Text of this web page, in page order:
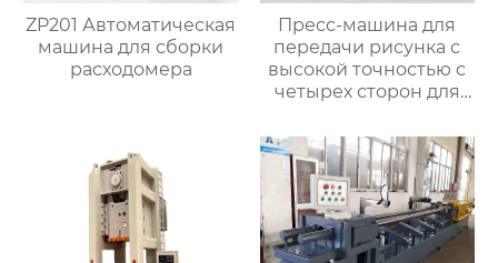
ZP201 Автоматическая
машина для сборки
расходомера
Пресс-машина для
передачи рисунка с
высокой точностью с
четырех сторон для